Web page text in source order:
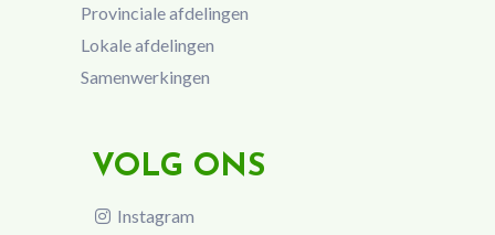
Provinciale afdelingen
Lokale afdelingen
Samenwerkingen
VOLG ONS
Instagram